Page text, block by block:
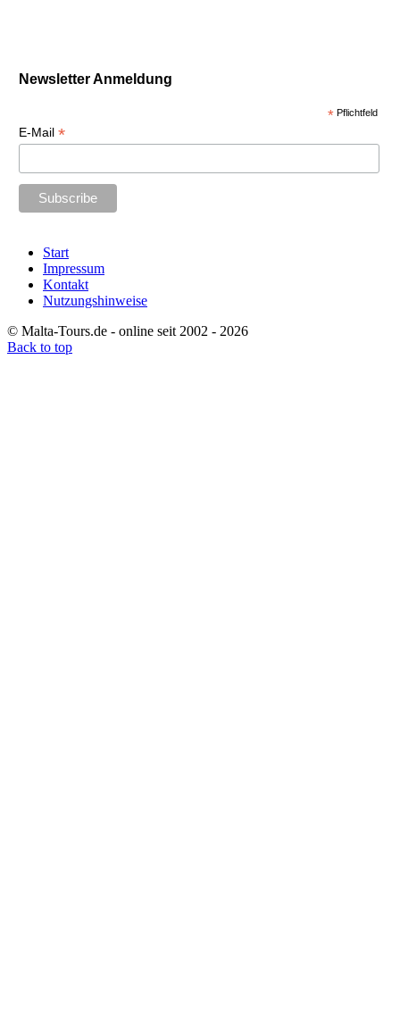
Newsletter Anmeldung
* Pflichtfeld
E-Mail *
Start
Impressum
Kontakt
Nutzungshinweise
© Malta-Tours.de - online seit 2002 - 2026
Back to top